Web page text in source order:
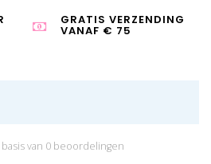
GRATIS VERZENDING
VANAF € 75
van 0 beoordelingen